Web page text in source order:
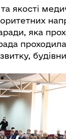
якості
яка